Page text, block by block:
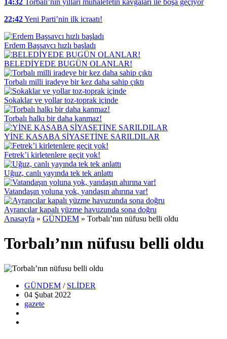
14:32 Torbalı’nın yılları muhalefetin kavgaları ile boşa geçiyor
22:42Yeni Parti’nin ilk icraatı!
Erdem Başsavcı hızlı başladı
BELEDİYEDE BUGÜN OLANLAR!
Torbalı milli iradeye bir kez daha sahip çıktı
Sokaklar ve yollar toz-toprak içinde
Torbalı halkı bir daha kanmaz!
YİNE KASABA SİYASETİNE SARILDILAR
Fetrek’i kirletenlere geçit yok!
Uğuz, canlı yayında tek tek anlattı
Vatandaşın yoluna yok, yandaşın ahırına var!
Ayrancılar kapalı yüzme havuzunda sona doğru
Anasayfa » GÜNDEM » Torbalı’nın nüfusu belli oldu
Torbalı’nın nüfusu belli oldu
GÜNDEM / SLİDER
04 Şubat 2022
gazete